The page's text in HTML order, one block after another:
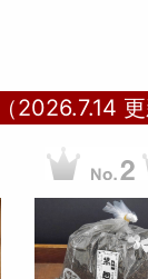
2026.7.14 更